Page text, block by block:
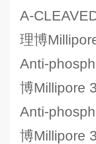
A-
理博
Anti-
博Millipore
Anti-
博Millipore